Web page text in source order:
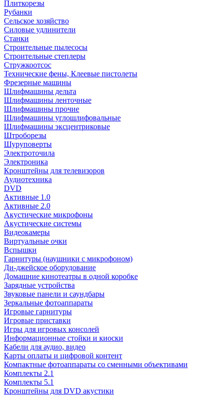
Плиткорезы
Рубанки
Сельское хозяйство
Силовые удлинители
Станки
Строительные пылесосы
Строительные степлеры
Стружкоотсос
Технические фены, Клеевые пистолеты
Фрезерные машины
Шлифмашины дельта
Шлифмашины ленточные
Шлифмашины прочие
Шлифмашины углошлифовальные
Шлифмашины эксцентриковые
Штроборезы
Шуруповерты
Электроточила
Электроника
Кронштейны для телевизоров
Аудиотехника
DVD
Активные 1.0
Активные 2.0
Акустические микрофоны
Акустические системы
Видеокамеры
Виртуальные очки
Вспышки
Гарнитуры (наушники с микрофоном)
Ди-джейское оборудование
Домашние кинотеатры в одной коробке
Зарядные устройства
Звуковые панели и саундбары
Зеркальные фотоаппараты
Игровые гарнитуры
Игровые приставки
Игры для игровых консолей
Информационные стойки и киоски
Кабели для аудио, видео
Карты оплаты и цифровой контент
Компактные фотоаппараты со сменными объективами
Комплекты 2.1
Комплекты 5.1
Кронштейны для DVD акустики